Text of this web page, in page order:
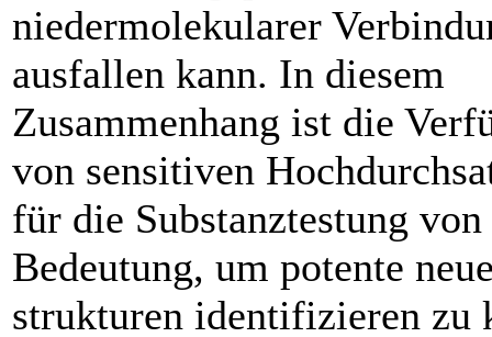
niedermolekularer
ausfallen kann. In diesem
Zusammenhang ist die
von sensitiven
für die Substanztestung
Bedeutung, um potente
strukturen identifizieren zu